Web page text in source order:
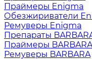
Праймеры Enigma
Обезжириватели
Ремуверы Enigma
Препараты
Праймеры BARBARA
Ремуверы BARBARA